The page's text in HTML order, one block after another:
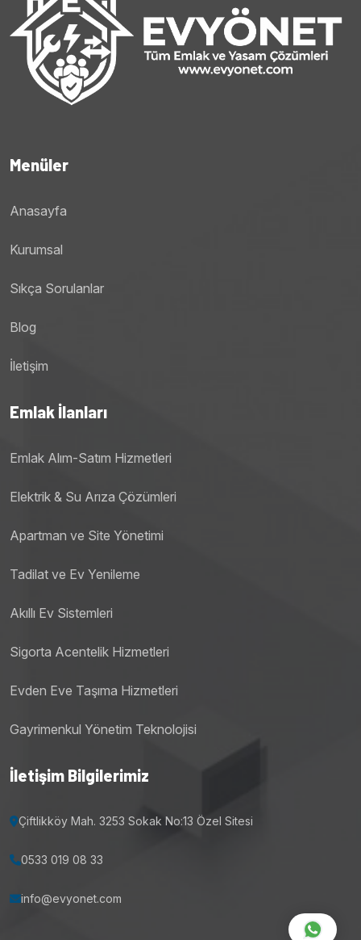
Menüler
Anasayfa
Kurumsal
Sıkça Sorulanlar
Blog
İletişim
Emlak İlanları
Emlak Alım-Satım Hizmetleri
Elektrik & Su Arıza Çözümleri
Apartman ve Site Yönetimi
Tadilat ve Ev Yenileme
Akıllı Ev Sistemleri
Sigorta Acentelik Hizmetleri
Evden Eve Taşıma Hizmetleri
Gayrimenkul Yönetim Teknolojisi
İletişim Bilgilerimiz
Çiftlikköy Mah. 3253 Sokak No:13 Özel Sitesi
0533 019 08 33
info@evyonet.com